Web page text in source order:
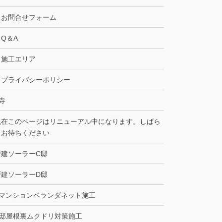
お問合せフォーム
Q＆A
施工エリア
プライバシーポリシー
このページはリニューアル中になります。しばら
待ちください
ソーラーC邸
ソーラーD邸
ンションベランダネット施工
屋根裏ムクドリ対策施工